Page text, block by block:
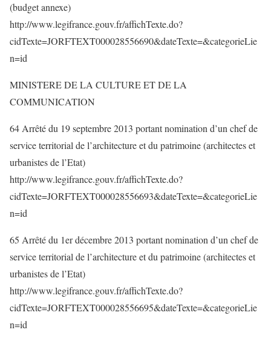
(budget annexe)
http://www.legifrance.gouv.fr/affichTexte.do?
cidTexte=JORFTEXT000028556690&dateTexte=&categorieLie
n=id
MINISTERE DE LA CULTURE ET DE LA
COMMUNICATION
64 Arrêté du 19 septembre 2013 portant nomination d’un chef de
service territorial de l’architecture et du patrimoine (architectes et
urbanistes de l’Etat)
http://www.legifrance.gouv.fr/affichTexte.do?
cidTexte=JORFTEXT000028556693&dateTexte=&categorieLie
n=id
65 Arrêté du 1er décembre 2013 portant nomination d’un chef de
service territorial de l’architecture et du patrimoine (architectes et
urbanistes de l’Etat)
http://www.legifrance.gouv.fr/affichTexte.do?
cidTexte=JORFTEXT000028556695&dateTexte=&categorieLie
n=id